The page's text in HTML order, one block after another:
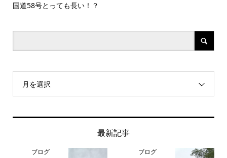
国道58号とっても長い！？
月を選択
最新記事
ブログ ブログ